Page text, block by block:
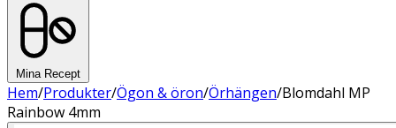
Mina Recept
Hem/Produkter/Ögon & öron/Örhängen/Blomdahl MP
Rainbow 4mm